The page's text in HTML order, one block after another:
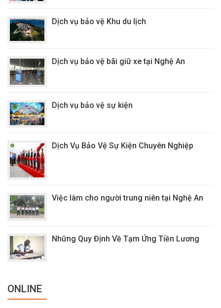
Dịch vụ bảo vệ Khu du lịch
Dịch vụ bảo vệ bãi giữ xe tại Nghệ An
Dịch vụ bảo vệ sự kiện
Dịch Vụ Bảo Vệ Sự Kiện Chuyên Nghiệp
Việc làm cho người trung niên tại Nghệ An
Những Quy Định Về Tạm Ứng Tiền Lương
ONLINE